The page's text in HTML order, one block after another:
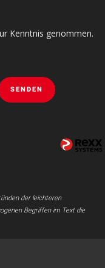
Kenntnis genommen.
SENDEN
der leichteren
Begriffen im Text die